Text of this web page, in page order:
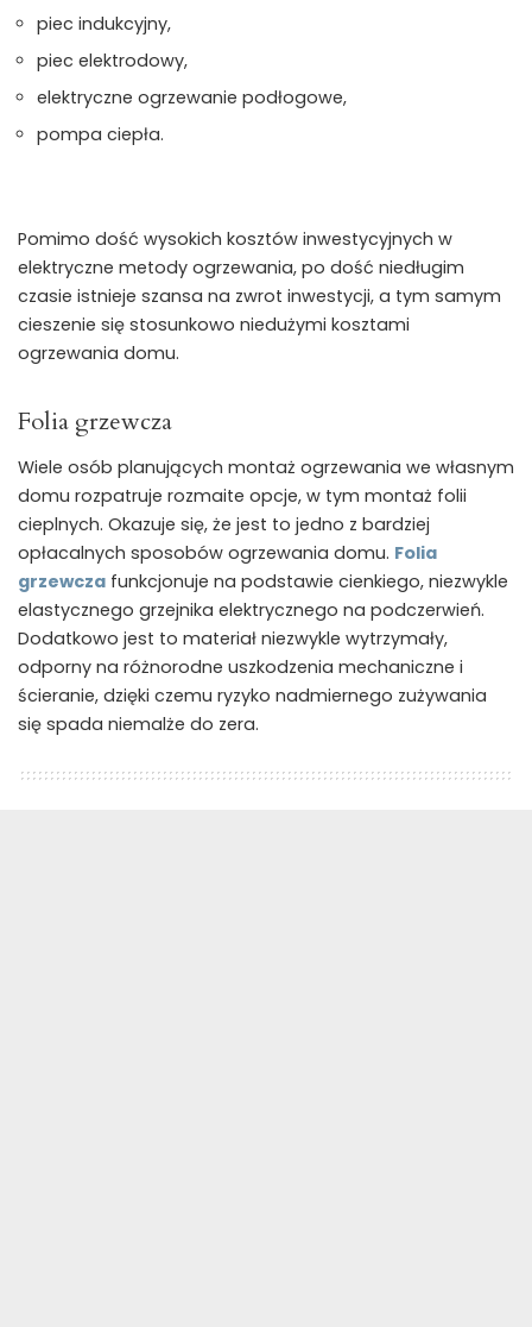
piec indukcyjny,
piec elektrodowy,
elektryczne ogrzewanie podłogowe,
pompa ciepła.
Pomimo dość wysokich kosztów inwestycyjnych w
elektryczne metody ogrzewania, po dość niedługim
czasie istnieje szansa na zwrot inwestycji, a tym samym
cieszenie się stosunkowo niedużymi kosztami
ogrzewania domu.
Folia grzewcza
Wiele osób planujących montaż ogrzewania we własnym
domu rozpatruje rozmaite opcje, w tym montaż folii
cieplnych. Okazuje się, że jest to jedno z bardziej
opłacalnych sposobów ogrzewania domu. Folia
grzewcza funkcjonuje na podstawie cienkiego, niezwykle
elastycznego grzejnika elektrycznego na podczerwień.
Dodatkowo jest to materiał niezwykle wytrzymały,
odporny na różnorodne uszkodzenia mechaniczne i
ścieranie, dzięki czemu ryzyko nadmiernego zużywania
się spada niemalże do zera.